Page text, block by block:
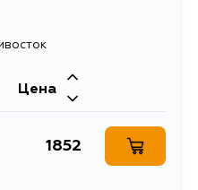
Цена
1852